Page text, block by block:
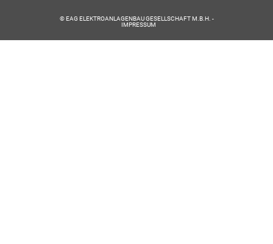
© EAG ELEKTROANLAGENBAU GESELLSCHAFT M.B.H. -
IMPRESSUM